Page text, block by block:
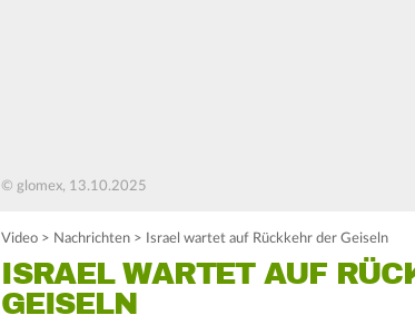
© glomex, 13.10.2025
Video > Nachrichten > Israel wartet auf Rückkehr der Geiseln
ISRAEL WARTET AUF
GEISELN